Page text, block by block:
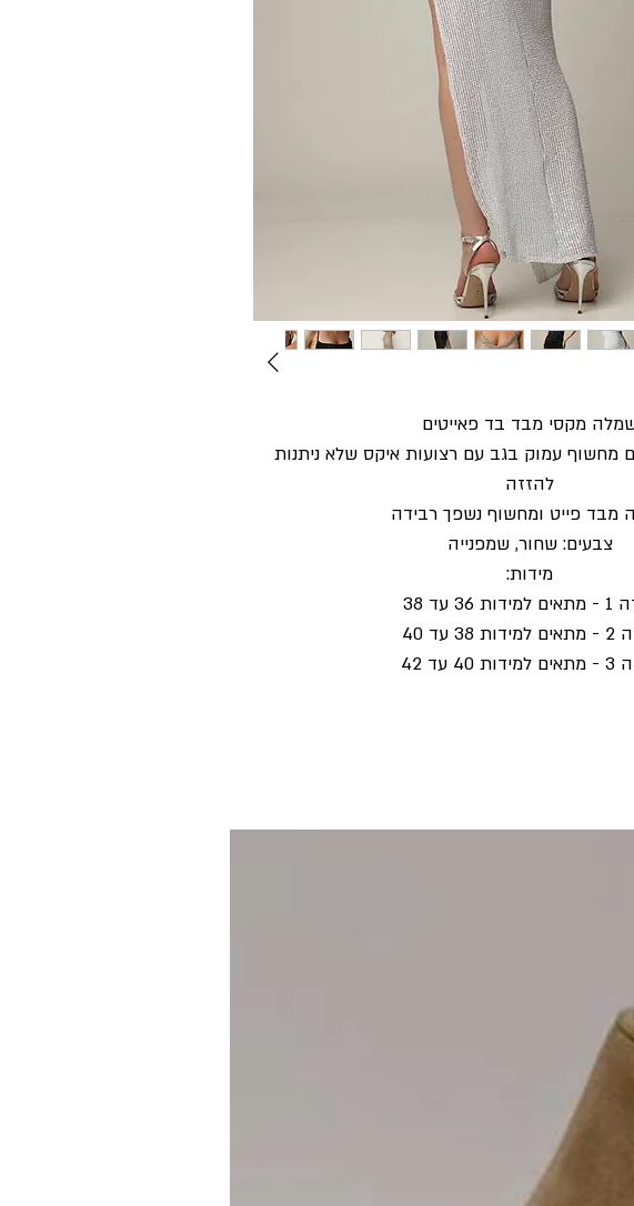
מקסי מבד בד פאייטים
מחשוף עמוק בגב עם רצועות איקס שלא ניתנות
להזזה
מבד פייט ומחשוף נשפך רבידה
צבעים: שחור, שמפנייה
מידות:
36 עד 38
38 עד 40
עד 42